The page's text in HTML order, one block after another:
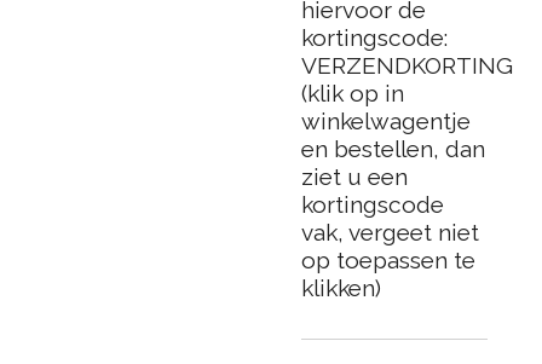
hiervoor de
kortingscode:
VERZENDKORTING
(klik op in
winkelwagentje
en bestellen, dan
ziet u een
kortingscode
vak, vergeet niet
op toepassen te
klikken)